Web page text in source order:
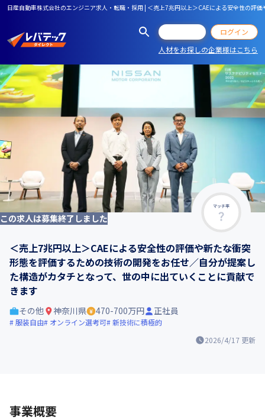
日産自動車株式会社のエンジニア求人・転職・採用 | ＜売上7兆円以上＞CAEによる安全性の
ログイン
人材をお探しの企業様はこちら
マッチ率
この求人は募集終了しました
＜売上7兆円以上＞CAEによる安全性の評価や新たな衝突
形態を評価するための技術の開発をお任せ／自分が提案し
た構造がカタチとなって、世の中に出ていくことに貢献で
きます
2026/4/17 更新
その他 神奈川県 470-700万円 正社員
服装自由 オンライン選考可 新技術に積極的
事業概要